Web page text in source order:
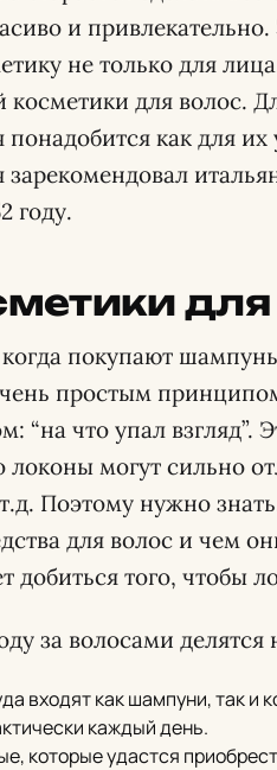
и
не только для
для волос.
понадобится как для
году.
для
покупают
простым
“на что упал взгляд”.
локоны могут сильно
Поэтому нужно
для волос и чем
добиться того, чтобы
за волосами делятся
входят как шампуни, так и
каждый день.
которые удастся